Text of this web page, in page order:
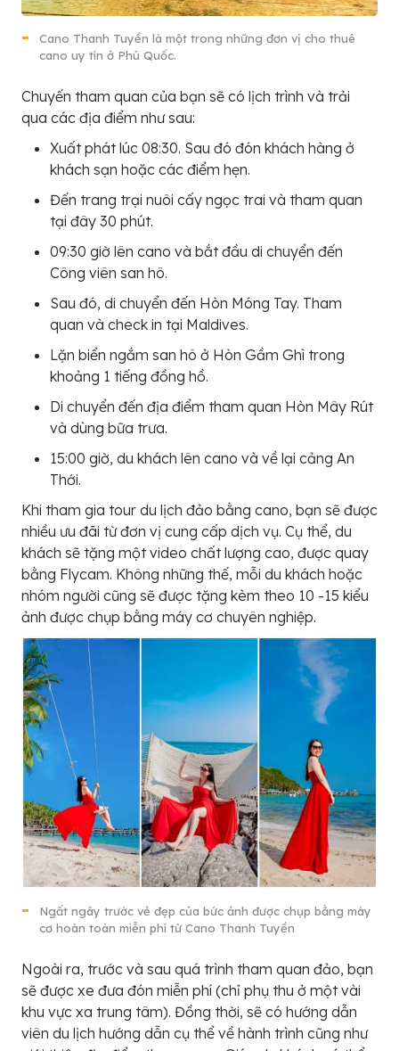
Cano Thanh Tuyền là một trong những đơn vị cho thuê
cano uy tín ở Phú Quốc.
Chuyến tham quan của bạn sẽ có lịch trình và trải
qua các địa điểm như sau:
Xuất phát lúc 08:30. Sau đó đón khách hàng ở
khách sạn hoặc các điểm hẹn.
Đến trang trại nuôi cấy ngọc trai và tham quan
tại đây 30 phút.
09:30 giờ lên cano và bắt đầu di chuyển đến
Công viên san hô.
Sau đó, di chuyển đến Hòn Móng Tay. Tham
quan và check in tại Maldives.
Lặn biển ngắm san hô ở Hòn Gầm Ghì trong
khoảng 1 tiếng đồng hồ.
Di chuyển đến địa điểm tham quan Hòn Mây Rút
và dùng bữa trưa.
15:00 giờ, du khách lên cano và về lại cảng An
Thới.
Khi tham gia tour du lịch đảo bằng cano, bạn sẽ được
nhiều ưu đãi từ đơn vị cung cấp dịch vụ. Cụ thể, du
khách sẽ tặng một video chất lượng cao, được quay
bằng Flycam. Không những thế, mỗi du khách hoặc
nhóm người cũng sẽ được tặng kèm theo 10 -15 kiểu
ảnh được chụp bằng máy cơ chuyên nghiệp.
Ngất ngây trước vẻ đẹp của bức ảnh được chụp bằng máy
cơ hoàn toàn miễn phí từ Cano Thanh Tuyền
Ngoài ra, trước và sau quá trình tham quan đảo, bạn
sẽ được xe đưa đón miễn phí (chỉ phụ thu ở một vài
khu vực xa trung tâm). Đồng thời, sẽ có hướng dẫn
viên du lịch hướng dẫn cụ thể về hành trình cũng như